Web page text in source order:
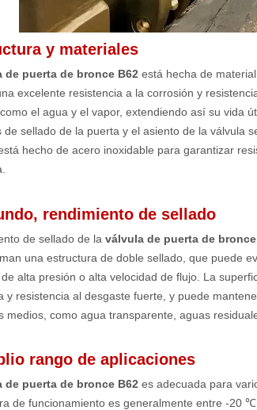
y materiales
de puerta de bronce B62 está hecha de
excelente resistencia a la corrosión y
el agua y el vapor, extendiendo así su vida
de sellado de la puerta y el asiento de la válvula
hecho de acero inoxidable para garantizar
rendimiento de sellado
de sellado de la válvula de puerta de bronce
una estructura de doble sellado, que puede
alta presión o alta velocidad de flujo. La
y resistencia al desgaste fuerte, y puede
medios, como agua transparente, aguas
rango de aplicaciones
de puerta de bronce B62 es adecuada para
de funcionamiento es generalmente entre -20